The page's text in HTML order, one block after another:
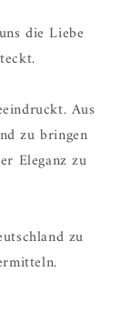
die Liebe
Aus
zu bringen
Eleganz zu
zu